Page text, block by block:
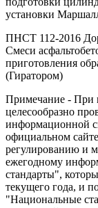
установки
ПНСТ 112-2016
Смеси
приготовления
(Гиратором)
Примечание - При
целесообразно
информационной
официальном
регулированию и
ежегодному
стандарты",
текущего года, и
"Национальные